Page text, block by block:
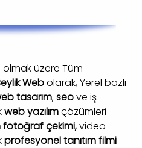
üzere Tüm
Webolarak, Yerel bazlı
tasarım,seove iş
web yazılımçözümleri
fotoğraf çekimi,video
profesyonel tanıtım filmi